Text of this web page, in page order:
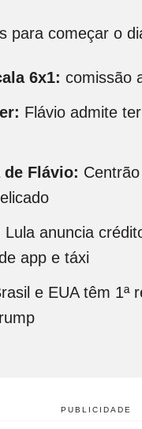
para começar o
6x1: comissão
Flávio admite
de Flávio:
Lula anuncia
app e táxi
e EUA têm 1ª
PUBLICIDADE